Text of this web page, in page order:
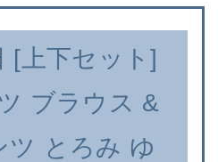
[上下セット]
ブラウス &
ツ とろみ ゆ